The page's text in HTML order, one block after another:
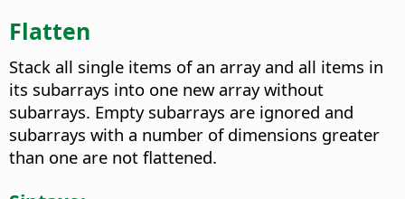
Flatten
Stack all single items of an array and all items in
its subarrays into one new array without
subarrays. Empty subarrays are ignored and
subarrays with a number of dimensions greater
than one are not flattened.